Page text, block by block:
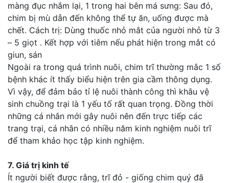
màng đục nhắm lại, 1 trong hai bên má sưng: Sau đó,
chim bị mù dẫn đến không thể tự ăn, uống được mà
chết. Cách trị: Dùng thuốc nhỏ mắt của người nhỏ từ 3
– 5 giọt . Kết hợp với tiêm nếu phát hiện trong mắt có
giun, sán
Ngoài ra trong quá trình nuôi, chim trĩ thường mắc 1 số
bệnh khác ít thấy biểu hiện trên gia cầm thông dụng.
Vì vậy, để đảm bảo tỉ lệ nuôi thành công thì khâu vệ
sinh chuồng trại là 1 yếu tố rất quan trọng. Đồng thời
những cá nhân mới gây nuôi nên đến trực tiếp các
trang trại, cá nhân có nhiều năm kinh nghiệm nuôi trĩ
để tham khảo học tập kinh nghiệm.
7. Giá trị kinh tế
Ít người biết được rằng, trĩ đỏ - giống chim quý đã